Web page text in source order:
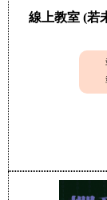
線上教室 (若